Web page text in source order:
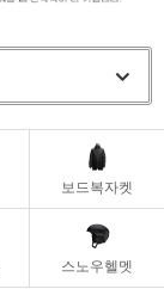
보드복자켓
스노우헬멧